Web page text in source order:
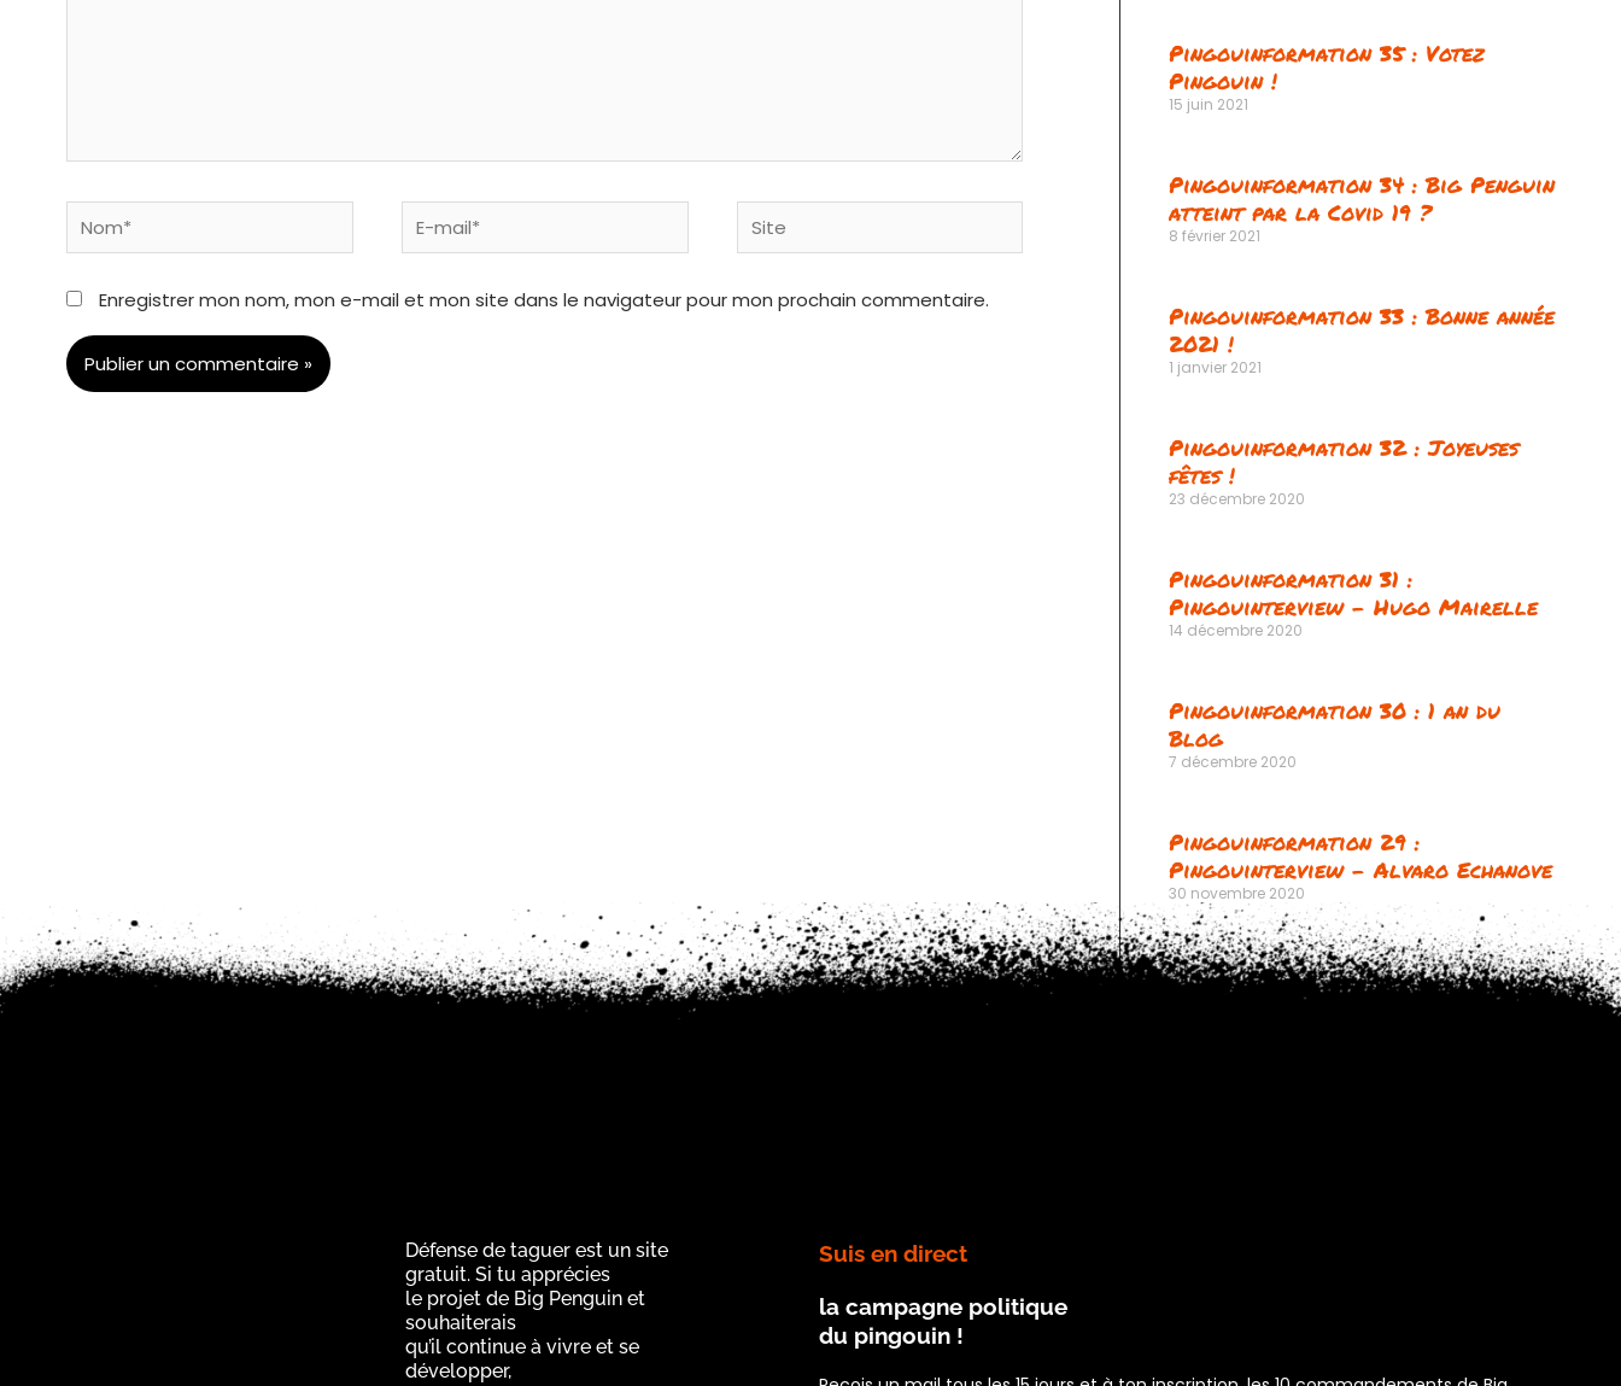
Nom*
E-
mail*
Site
Enregistrer mon nom, mon e-mail et mon site dans le navigateur pour mon prochain commentaire.
Pingouinformation 35 : Votez
Pingouin !
15 juin 2021
Pingouinformation 34 : Big Penguin
atteint par la Covid 19 ?
8 février 2021
Pingouinformation 33 : Bonne année
2021 !
1 janvier 2021
Pingouinformation 32 : Joyeuses
fêtes !
23 décembre 2020
Pingouinformation 31 :
Pingouinterview – Hugo Mairelle
14 décembre 2020
Pingouinformation 30 : 1 an du
Blog
7 décembre 2020
Pingouinformation 29 :
Pingouinterview – Alvaro Echanove
30 novembre 2020
Défense de taguer est un site
gratuit. Si tu apprécies
le projet de Big Penguin et
souhaiterais
qu’il continue à vivre et se
développer,
Suis en direct
la campagne politique
du pingouin !